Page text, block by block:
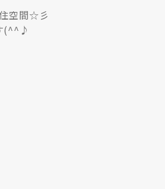
空間☆彡
(^^♪